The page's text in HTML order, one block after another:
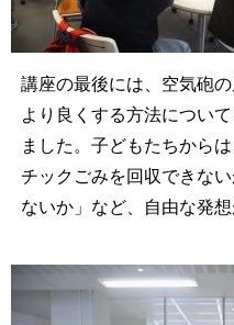
講座の最後には、空気砲
より良くする方法につい
ました。子どもたちから
チックごみを回収できな
ないか」など、自由な発